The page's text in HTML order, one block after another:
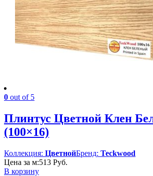
0 out of 5
Плинтус Цветной Клен
(100×16)
Коллекция: ЦветнойБренд: Teckwood
Цена за м:513 Руб.
В корзину